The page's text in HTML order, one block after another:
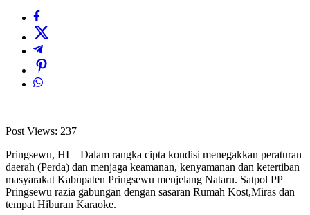
Post Views: 237
Pringsewu, HI – Dalam rangka cipta kondisi menegakkan peraturan
daerah (Perda) dan menjaga keamanan, kenyamanan dan ketertiban
masyarakat Kabupaten Pringsewu menjelang Nataru. Satpol PP
Pringsewu razia gabungan dengan sasaran Rumah Kost,Miras dan
tempat Hiburan Karaoke.